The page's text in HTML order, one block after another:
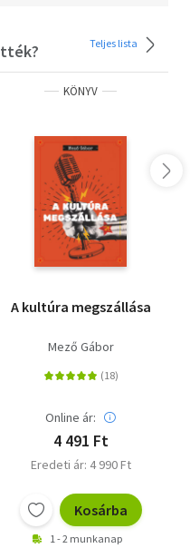
Teljes lista
KÖNYV
A kultúra megszállása
Mező Gábor
Online ár:
4 491 Ft
Eredeti ár: 4 990 Ft
Kosárba
1 - 2 munkanap